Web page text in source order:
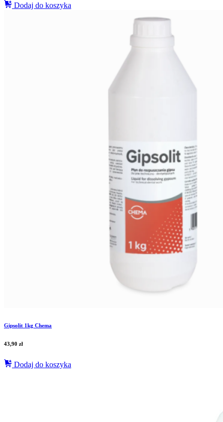
Dodaj do koszyka
Gipsolit 1kg Chema
43,90 zł
Dodaj do koszyka